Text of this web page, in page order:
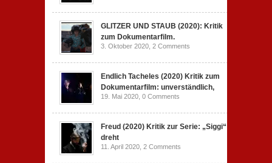
GLITZER UND STAUB (2020): Kritik
zum Dokumentarfilm.
3. Oktober 2020, 2 Comments
Endlich Tacheles (2020) Kritik zum
Dokumentarfilm: unverständlich,
19. Mai 2020, 0 Comments
Freud (2020) Kritik zur Serie: „Siggi“
dreht
11. April 2020, 2 Comments